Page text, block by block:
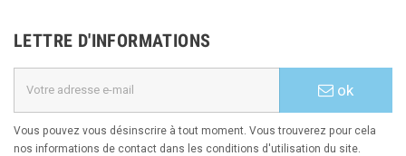
LETTRE D'INFORMATIONS
ok
Vous pouvez vous désinscrire à tout moment. Vous trouverez pour cela
nos informations de contact dans les conditions d'utilisation du site.